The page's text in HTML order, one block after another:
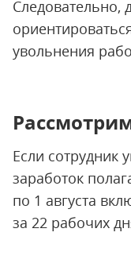
Следовательно,
увольнения
Если сотрудник
заработок
по 1 августа
за 22 рабочих